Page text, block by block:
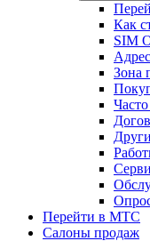
Как
SIM
Зона
Перейти в МТС
Салоны продаж